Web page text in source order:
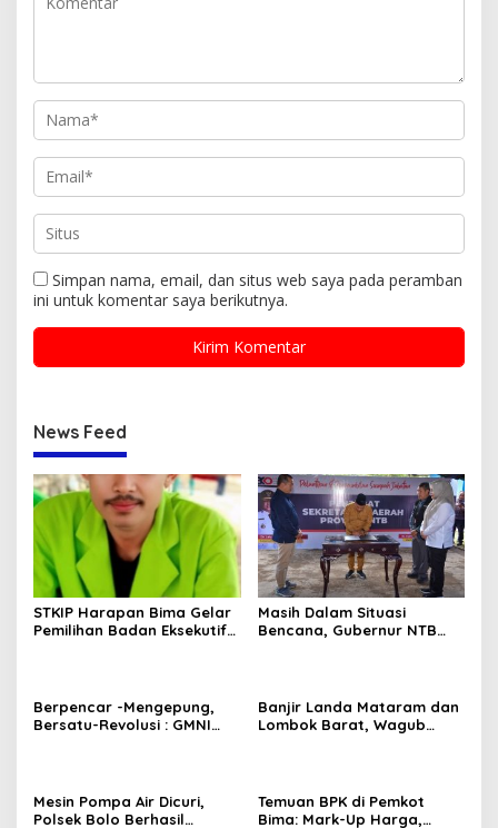
Simpan nama, email, dan situs web saya pada peramban
ini untuk komentar saya berikutnya.
News Feed
STKIP Harapan Bima Gelar
Pemilihan Badan Eksekutif
Masih Dalam Situasi
Bencana, Gubernur NTB
Berpencar -Mengepung,
Bersatu-Revolusi : GMNI
Banjir Landa Mataram dan
Lombok Barat, Wagub
Mesin Pompa Air Dicuri,
Polsek Bolo Berhasil
Temuan BPK di Pemkot
Bima: Mark-Up Harga,